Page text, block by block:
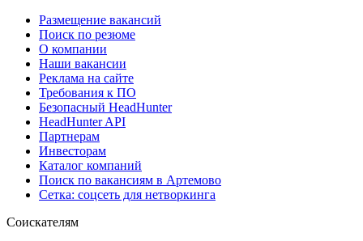
Размещение вакансий
Поиск по резюме
О компании
Наши вакансии
Реклама на сайте
Требования к ПО
Безопасный HeadHunter
HeadHunter API
Партнерам
Инвесторам
Каталог компаний
Поиск по вакансиям в Артемово
Сетка: соцсеть для нетворкинга
Соискателям